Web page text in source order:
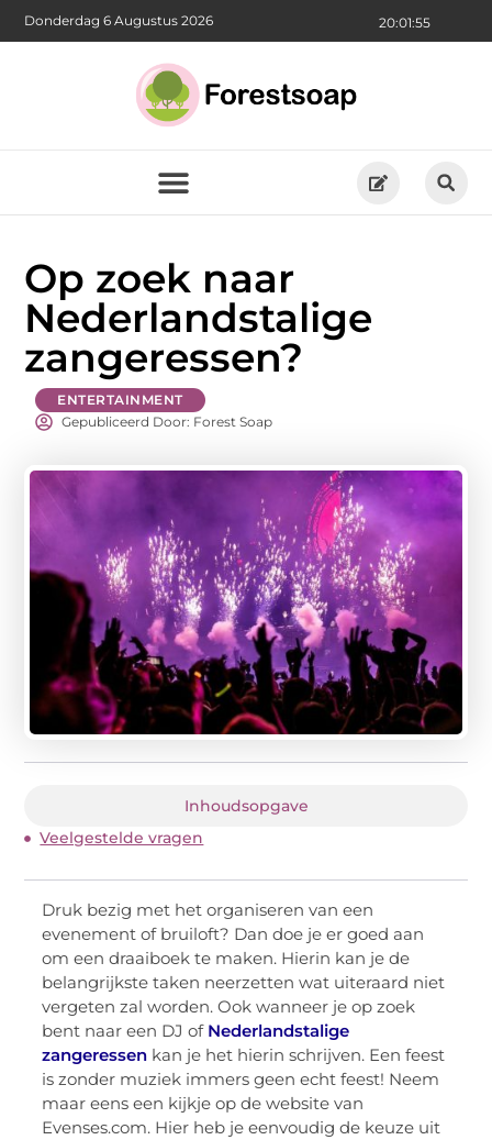
20:01:56
Donderdag 6 Augustus 2026
Op zoek naar
Nederlandstalige
zangeressen?
ENTERTAINMENT
Gepubliceerd Door: Forest Soap
Inhoudsopgave
Veelgestelde vragen
Druk bezig met het organiseren van een
evenement of bruiloft? Dan doe je er goed aan
om een draaiboek te maken. Hierin kan je de
belangrijkste taken neerzetten wat uiteraard niet
vergeten zal worden. Ook wanneer je op zoek
bent naar een DJ of Nederlandstalige
zangeressen kan je het hierin schrijven. Een feest
is zonder muziek immers geen echt feest! Neem
maar eens een kijkje op de website van
Evenses.com. Hier heb je eenvoudig de keuze uit